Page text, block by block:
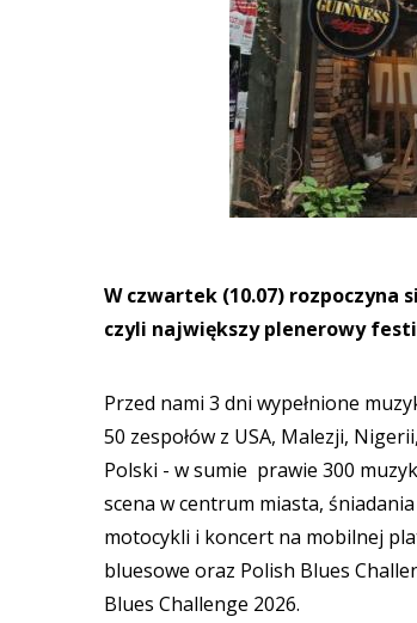
W czwartek (10.07) rozpoczyna
czyli największy plenerowy
Przed nami 3 dni wypełnione
50 zespołów z USA, Malezji,
Polski - w sumie prawie 300
scena w centrum miasta,
motocykli i koncert na mobilnej
bluesowe oraz Polish Blues
Blues Challenge 2026.